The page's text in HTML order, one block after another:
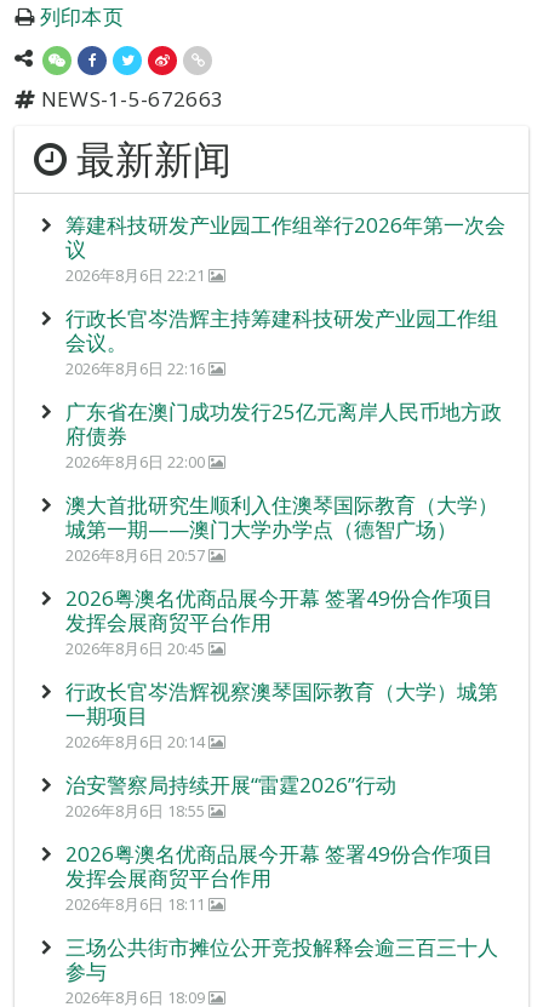
列印本页
NEWS-1-5-672663
最新新闻
筹建科技研发产业园工作组举行2026年第一次会
议
2026年8月6日 22:21
行政长官岑浩辉主持筹建科技研发产业园工作组
会议。
2026年8月6日 22:16
广东省在澳门成功发行25亿元离岸人民币地方政
府债券
2026年8月6日 22:00
澳大首批研究生顺利入住澳琴国际教育（大学）
城第一期——澳门大学办学点（德智广场）
2026年8月6日 20:57
2026粤澳名优商品展今开幕 签署49份合作项目
发挥会展商贸平台作用
2026年8月6日 20:45
行政长官岑浩辉视察澳琴国际教育（大学）城第
一期项目
2026年8月6日 20:14
治安警察局持续开展“雷霆2026”行动
2026年8月6日 18:55
2026粤澳名优商品展今开幕 签署49份合作项目
发挥会展商贸平台作用
2026年8月6日 18:11
三场公共街市摊位公开竞投解释会逾三百三十人
参与
2026年8月6日 18:09